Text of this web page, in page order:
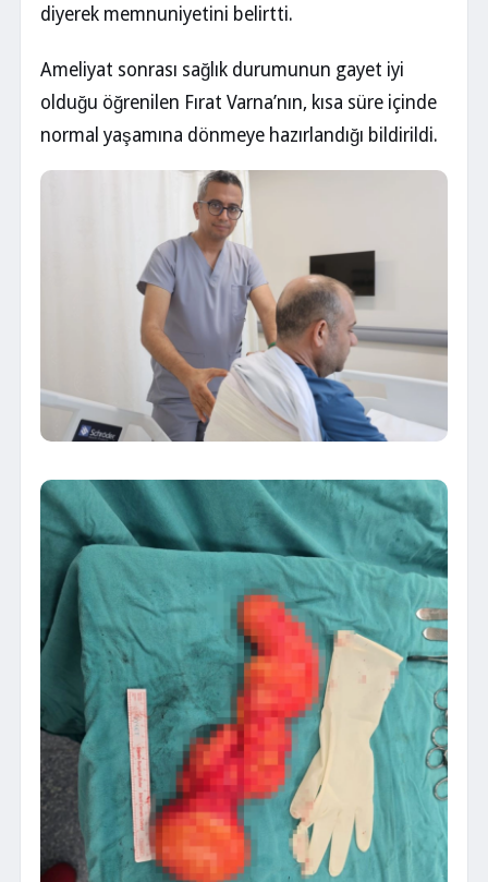
diyerek memnuniyetini belirtti.
Ameliyat sonrası sağlık durumunun gayet iyi
olduğu öğrenilen Fırat Varna’nın, kısa süre içinde
normal yaşamına dönmeye hazırlandığı bildirildi.